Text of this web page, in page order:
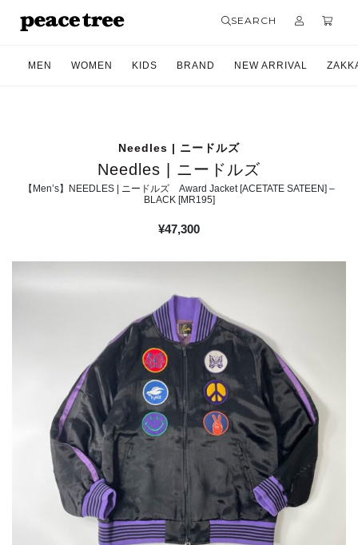
SEARCH
MEN WOMEN KIDS BRAND NEW ARRIVAL
Needles | ニードルズ
Needles | ニードルズ
【Men’s】NEEDLES | ニードルズ Award Jacket [ACETATE SATEEN] –
BLACK [MR195]
¥47,300